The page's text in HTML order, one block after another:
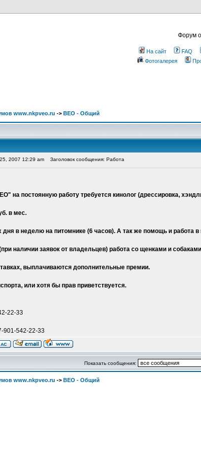
Форум
На сайт FAQ
Фотогалерея
www.nkpveo.ru -> ВЕО - Общий
2007 12:29 am Заголовок сообщения: Работа
на постоянную работу требуется кинолог (дрессировка,
в мес.
дня в неделю на питомнике (6 часов). А так же помощь и работа
наличии заявок от владельцев) работа со щенками и
выплачиваются дополнительные премии.
или хотя бы прав приветствуется.
22-33
901-542-22-33
Показать сообщения:
www.nkpveo.ru -> ВЕО - Общий